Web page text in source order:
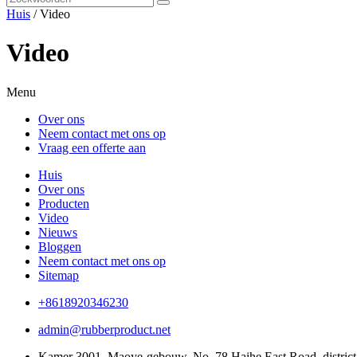
Huis / Video
Video
Menu
Over ons
Neem contact met ons op
Vraag een offerte aan
Huis
Over ons
Producten
Video
Nieuws
Bloggen
Neem contact met ons op
Sitemap
+8618920346230
admin@rubberproduct.net